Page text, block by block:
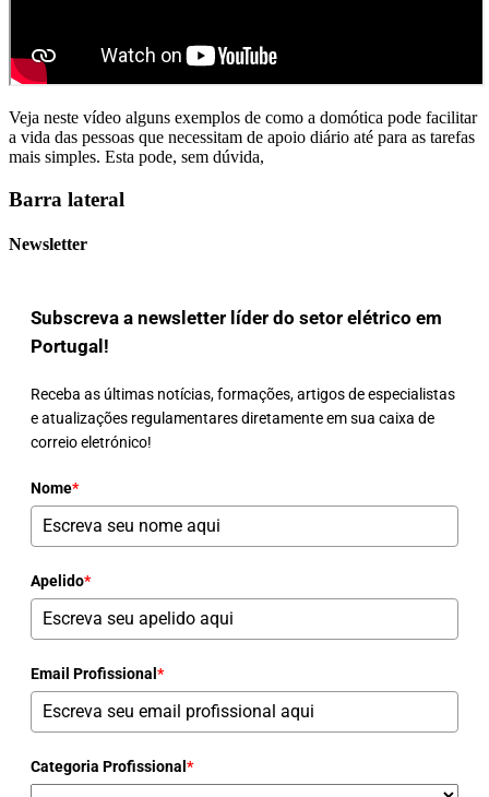
Veja neste vídeo alguns exemplos de como a domótica pode facilitar
a vida das pessoas que necessitam de apoio diário até para as tarefas
mais simples. Esta pode, sem dúvida,
Barra lateral
Newsletter
Subscreva a newsletter líder do setor elétrico em
Portugal!
Receba as últimas notícias, formações, artigos de especialistas
e atualizações regulamentares diretamente em sua caixa de
correio eletrónico!
Nome*
Apelido*
Email Profissional *
Categoria Profissional *